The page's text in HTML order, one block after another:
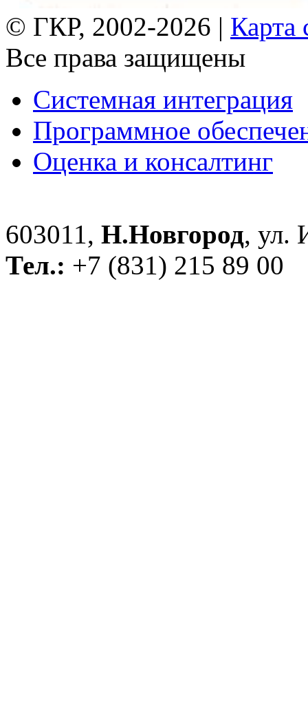
© ГКР, 2002-2026 | Карта
Все права защищены
Системная интеграция
Программное
Оценка и консалтинг
603011, Н.Новгород, ул.
Тел.: +7 (831) 215 89 00